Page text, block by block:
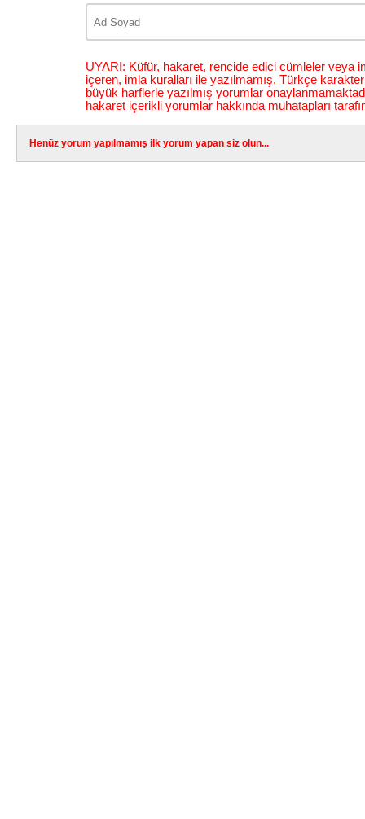
UYARI: Küfür, hakaret, rencide edici cümleler veya
içeren, imla kuralları ile yazılmamış, Türkçe
büyük harflerle yazılmış yorumlar
hakaret içerikli yorumlar hakkında muhatapları
Henüz yorum yapılmamış ilk yorum yapan siz olun...